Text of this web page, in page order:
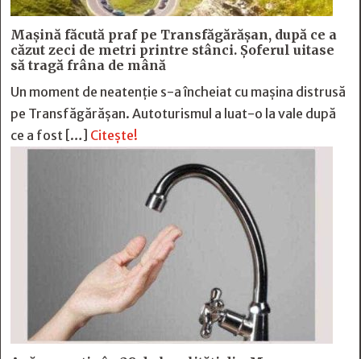
Mașină făcută praf pe Transfăgărășan, după ce a
căzut zeci de metri printre stânci. Șoferul uitase
să tragă frâna de mână
Un moment de neatenție s-a încheiat cu mașina distrusă
pe Transfăgărășan. Autoturismul a luat-o la vale după
ce a fost […] Citește!